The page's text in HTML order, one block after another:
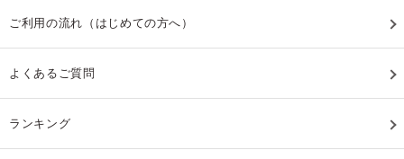
ご利用の流れ（はじめての方へ）
よくあるご質問
ランキング